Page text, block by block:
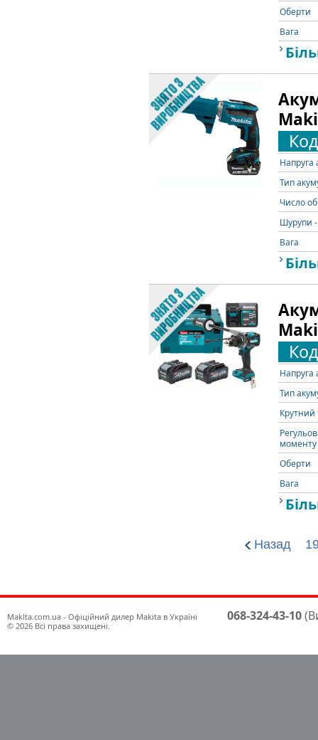
Оберти
Вага
Напруга
Тип
Число
Шурупи -
Вага
Напруга
Тип
Оберти
Вага
Назад
Maklta.com.ua - Офіційний дилер Makita в Україні
© 2026 Всі права захищені.
068-324-43-10